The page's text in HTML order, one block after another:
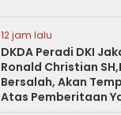
12 jam lalu
DKDA Peradi DKI
Ronald Christian
Bersalah, Akan
Atas Pemberitaan